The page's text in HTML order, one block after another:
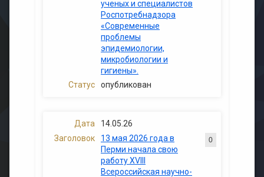
ученых и специалистов
Роспотребнадзора
«Современные
проблемы
эпидемиологии,
микробиологии и
гигиены».
опубликован
14.05.26
13 мая 2026 года в
Перми начала свою
работу XVIII
Всероссийская научно-
0